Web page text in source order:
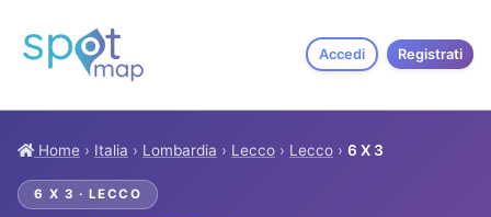
Accedi Registrati
Home › Italia › Lombardia › Lecco › Lecco › 6 X 3
6 X 3 · LECCO